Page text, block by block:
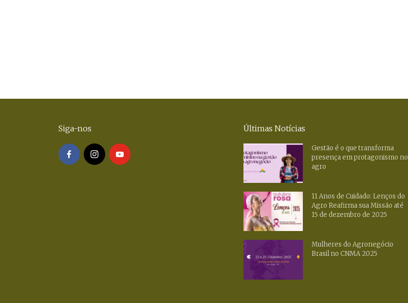
Siga-nos Últimas Notícias
Gestão é o que transforma
presença em protagonismo no
agro
11 Anos de Cuidado: Lenços do
Agro Reafirma sua Missão até
15 de dezembro de 2025
Mulheres do Agronegócio
Brasil no CNMA 2025